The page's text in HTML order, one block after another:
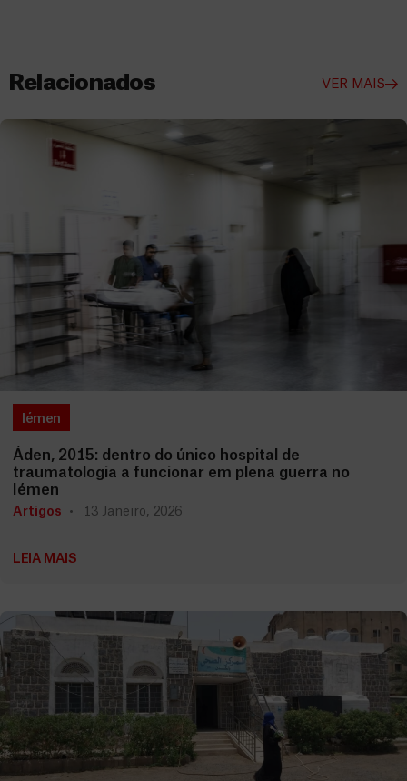
Relacionados VER MAIS
Iémen
Áden, 2015: dentro do único hospital de
traumatologia a funcionar em plena guerra no
Iémen
Artigos 13 Janeiro, 2026
LEIA MAIS